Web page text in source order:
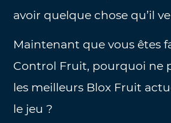
avoir quelque chose qu’il
Maintenant que vous êtes
Control Fruit, pourquoi ne
les meilleurs Blox Fruit
le jeu ?